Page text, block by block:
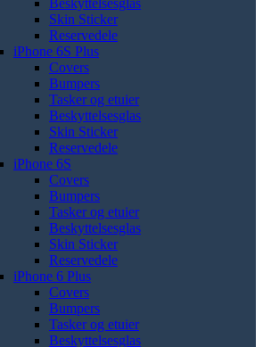
Skin Sticker
Reservedele
iPhone 6S Plus
Covers
Bumpers
Tasker og etuier
Beskyttelsesglas
Skin Sticker
Reservedele
iPhone 6S
Covers
Bumpers
Tasker og etuier
Beskyttelsesglas
Skin Sticker
Reservedele
iPhone 6 Plus
Covers
Bumpers
Tasker og etuier
Beskyttelsesglas